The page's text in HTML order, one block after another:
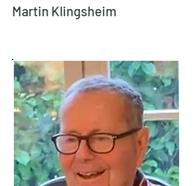
Martin Klingsheim